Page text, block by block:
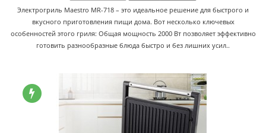
Электрогриль Maestro MR-718 – это идеальное решение для быстрого и
вкусного приготовления пищи дома. Вот несколько ключевых
особенностей этого гриля: Общая мощность 2000 Вт позволяет эффективно
готовить разнообразные блюда быстро и без лишних усил..